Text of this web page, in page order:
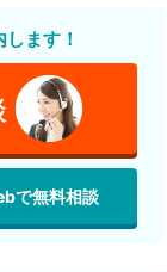
ます！
で無料相談